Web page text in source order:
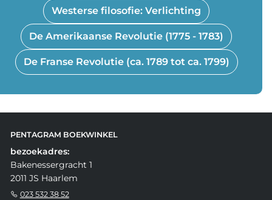
Westerse filosofie: Verlichting
De Amerikaanse Revolutie (1775 - 1783)
De Franse Revolutie (ca. 1789 tot ca. 1799)
PENTAGRAM BOEKWINKEL
bezoekadres:
Bakenessergracht 1
2011 JS Haarlem
023 532 38 52